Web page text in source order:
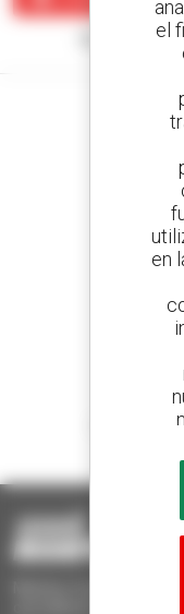
Ningún
y reciba
1 de cada
Manitou Ocasión -
carretilla de mástil,
el
en